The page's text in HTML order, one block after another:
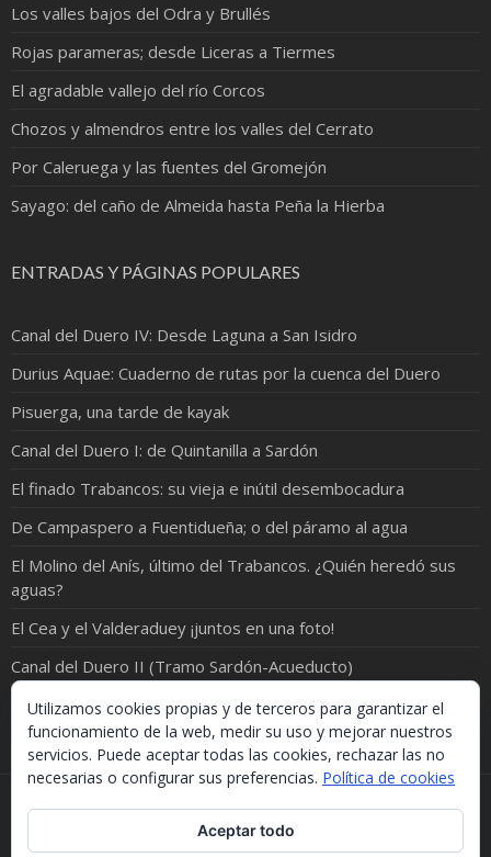
Los valles bajos del Odra y Brullés
Rojas parameras; desde Liceras a Tiermes
El agradable vallejo del río Corcos
Chozos y almendros entre los valles del Cerrato
Por Caleruega y las fuentes del Gromejón
Sayago: del caño de Almeida hasta Peña la Hierba
ENTRADAS Y PÁGINAS POPULARES
Canal del Duero IV: Desde Laguna a San Isidro
Durius Aquae: Cuaderno de rutas por la cuenca del Duero
Pisuerga, una tarde de kayak
Canal del Duero I: de Quintanilla a Sardón
El finado Trabancos: su vieja e inútil desembocadura
De Campaspero a Fuentidueña; o del páramo al agua
El Molino del Anís, último del Trabancos. ¿Quién heredó sus
aguas?
El Cea y el Valderaduey ¡juntos en una foto!
Canal del Duero II (Tramo Sardón-Acueducto)
¡ORO EN EL RÍO!
Si necesitas algo de este blog puedes cogerlo, lo único
que te pido es que menciones la procedencia. Gracias.
Utilizamos cookies propias y de terceros para garantizar el
funcionamiento de la web, medir su uso y mejorar nuestros
servicios. Puede aceptar todas las cookies, rechazar las no
necesarias o configurar sus preferencias. Política de cookies
Aceptar todo